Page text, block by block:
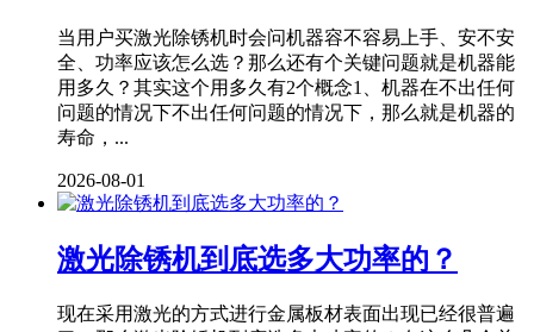
当用户买激光除锈机时会问机器容不容易上手、安不安
全、功率应该怎么选？那么还有个关键问题就是机器能
用多久？其实这个用多久有2个概念1、机器在不出任何
问题的情况下不出任何问题的情况下，那么就是机器的
寿命，...
2026-08-01
激光除锈机到底选多大功率的？
现在采用激光的方式进行金属板材表面出现已经很普遍